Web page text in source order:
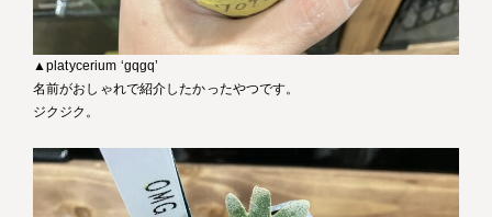
▲platycerium ‘gqgq’
名前がおしゃれで紹介したかったやつです。
ジクジク。